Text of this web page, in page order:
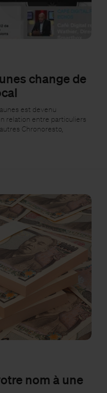
change de
est devenu
relation entre particuliers
Chronoresto,
nom à une